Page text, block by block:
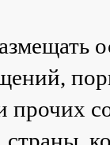
прочих